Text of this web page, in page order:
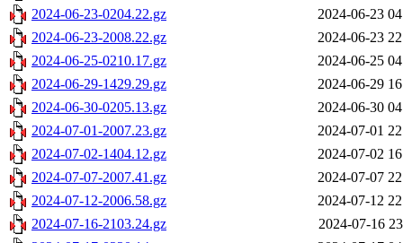
2024-06-23-0204.22.gz
2024-06-23
2024-06-23-2008.22.gz
2024-06-23
2024-06-25-0210.17.gz
2024-06-25
2024-06-29-1429.29.gz
2024-06-29
2024-06-30-0205.13.gz
2024-06-30
2024-07-01-2007.23.gz
2024-07-01
2024-07-02-1404.12.gz
2024-07-02
2024-07-07-2007.41.gz
2024-07-07
2024-07-12-2006.58.gz
2024-07-12
2024-07-16-2103.24.gz
2024-07-16